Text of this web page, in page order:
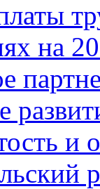
на
и